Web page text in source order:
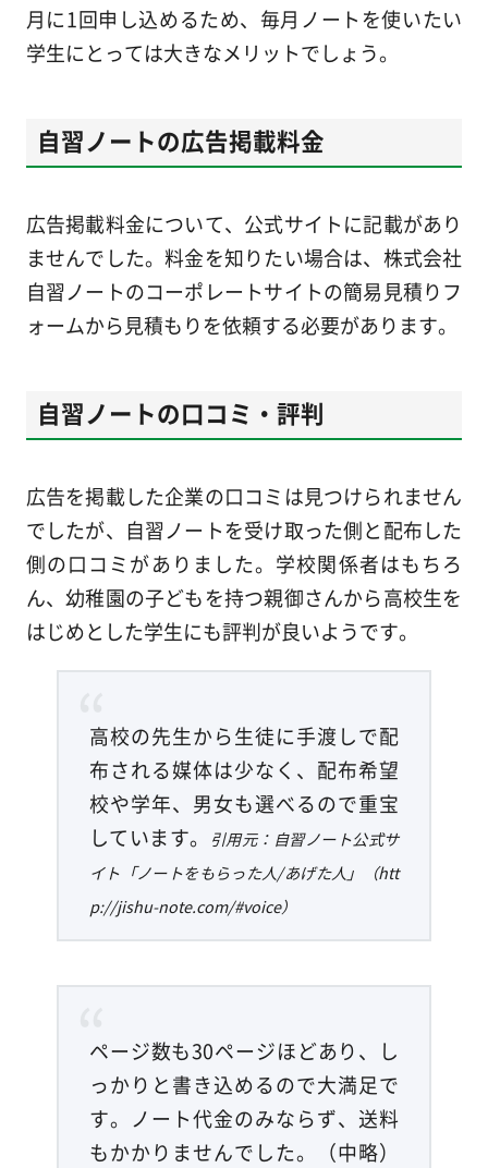
月に1回申し込めるため、毎月ノートを使いたい
学生にとっては大きなメリットでしょう。
自習ノートの広告掲載料金
広告掲載料金について、公式サイトに記載があり
ませんでした。料金を知りたい場合は、株式会社
自習ノートのコーポレートサイトの簡易見積りフ
ォームから見積もりを依頼する必要があります。
自習ノートの口コミ・評判
広告を掲載した企業の口コミは見つけられません
でしたが、自習ノートを受け取った側と配布した
側の口コミがありました。学校関係者はもちろ
ん、幼稚園の子どもを持つ親御さんから高校生を
はじめとした学生にも評判が良いようです。
高校の先生から生徒に手渡しで配
布される媒体は少なく、配布希望
校や学年、男女も選べるので重宝
しています。
引用元：自習ノート公式サ
イト「ノートをもらった人/あげた人」（htt
p://jishu-note.com/#voice）
ページ数も30ページほどあり、し
っかりと書き込めるので大満足で
す。ノート代金のみならず、送料
もかかりませんでした。（中略）